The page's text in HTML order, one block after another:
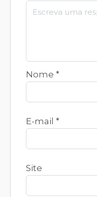
Nome *
E-mail *
Site